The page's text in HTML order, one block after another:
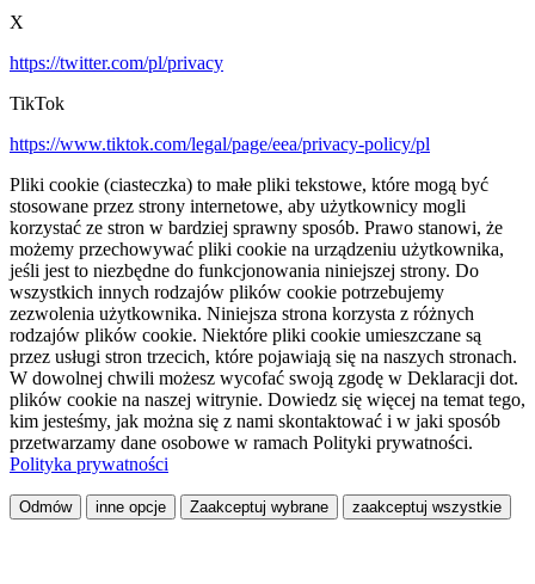
X
https://twitter.com/pl/privacy
TikTok
https://www.tiktok.com/legal/page/eea/privacy-policy/pl
Pliki cookie (ciasteczka) to małe pliki tekstowe, które mogą być
stosowane przez strony internetowe, aby użytkownicy mogli
korzystać ze stron w bardziej sprawny sposób. Prawo stanowi, że
możemy przechowywać pliki cookie na urządzeniu użytkownika,
jeśli jest to niezbędne do funkcjonowania niniejszej strony. Do
wszystkich innych rodzajów plików cookie potrzebujemy
zezwolenia użytkownika. Niniejsza strona korzysta z różnych
rodzajów plików cookie. Niektóre pliki cookie umieszczane są
przez usługi stron trzecich, które pojawiają się na naszych stronach.
W dowolnej chwili możesz wycofać swoją zgodę w Deklaracji dot.
plików cookie na naszej witrynie. Dowiedz się więcej na temat tego,
kim jesteśmy, jak można się z nami skontaktować i w jaki sposób
przetwarzamy dane osobowe w ramach Polityki prywatności.
Polityka prywatności
Odmów inne opcje Zaakceptuj wybrane zaakceptuj wszystkie